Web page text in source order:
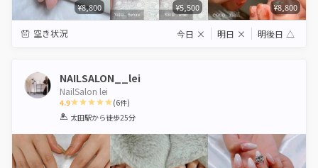
¥8,800 ¥5,500 ¥8,800
空き状況 今日 × 明日 × 明後日 △
NAILSALON__lei
NailSalon lei
4.9
1 2 3 4 5
(6件)
太田駅から徒歩25分